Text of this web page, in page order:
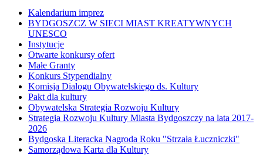
Kalendarium imprez
BYDGOSZCZ W SIECI MIAST KREATYWNYCH
UNESCO
Instytucje
Otwarte konkursy ofert
Małe Granty
Konkurs Stypendialny
Komisja Dialogu Obywatelskiego ds. Kultury
Pakt dla kultury
Obywatelska Strategia Rozwoju Kultury
Strategia Rozwoju Kultury Miasta Bydgoszczy na lata 2017-
2026
Bydgoska Literacka Nagroda Roku "Strzała Łuczniczki"
Samorządowa Karta dla Kultury